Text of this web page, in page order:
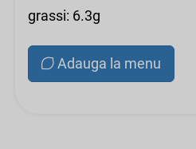
grassi: 6.3g
Adauga la menu